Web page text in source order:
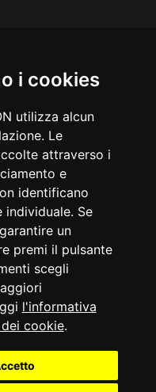
i cookies
utilizza alcun
Le
attraverso i
e
identificano
Se
un
premi il pulsante
scegli
l'informativa
cookie.